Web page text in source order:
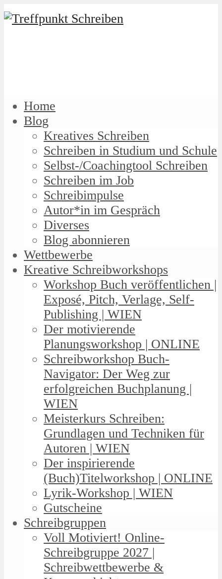
Home
Blog
Kreatives Schreiben
Schreiben in Studium und Schule
Selbst-/Coachingtool Schreiben
Schreiben im Job
Schreibimpulse
Autor*in im Gespräch
Diverses
Blog abonnieren
Wettbewerbe
Kreative Schreibworkshops
Workshop Buch veröffentlichen |
Exposé, Pitch, Verlage, Self-
Publishing | WIEN
Der motivierende
Planungsworkshop | ONLINE
Schreibworkshop Buch-
Navigator: Der Weg zur
erfolgreichen Buchplanung |
WIEN
Meisterkurs Schreiben:
Grundlagen und Techniken für
Autoren | WIEN
Der inspirierende
(Buch)Titelworkshop | ONLINE
Lyrik-Workshop | WIEN
Gutscheine
Schreibgruppen
Voll Motiviert! Online-
Schreibgruppe 2027 |
Schreibwettbewerbe &